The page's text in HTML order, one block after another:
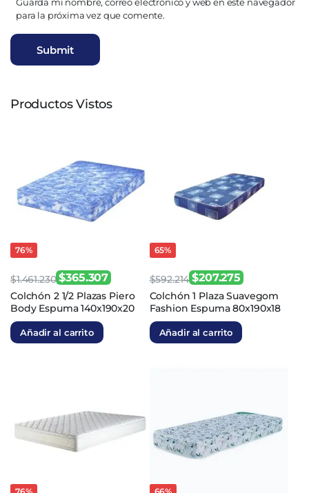
para la próxima vez que comente.
Productos Vistos
76%
$1.461.230
El
precio
original
era:
$365.307
El
precio
actual
es:
Colchón 2 1/2 Plazas Piero
Body Espuma 140x190x20
Añadir al carrito
65%
$592.214
El
precio
original
era:
$207.275
El
precio
actual
es:
Colchón 1 Plaza Suavegom
Fashion Espuma 80x190x18
Añadir al carrito